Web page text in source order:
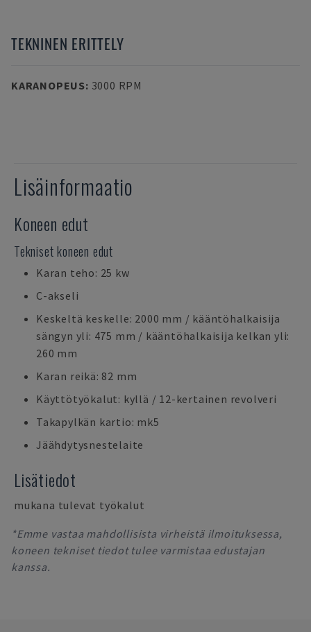
TEKNINEN ERITTELY
KARANOPEUS: 3000 RPM
Lisäinformaatio
Koneen edut
Tekniset koneen edut
Karan teho: 25 kw
C-akseli
Keskeltä keskelle: 2000 mm / kääntöhalkaisija
sängyn yli: 475 mm / kääntöhalkaisija kelkan yli:
260 mm
Karan reikä: 82 mm
Käyttötyökalut: kyllä / 12-kertainen revolveri
Takapylkän kartio: mk5
Jäähdytysnestelaite
Lisätiedot
mukana tulevat työkalut
*Emme vastaa mahdollisista virheistä ilmoituksessa,
koneen tekniset tiedot tulee varmistaa edustajan
kanssa.